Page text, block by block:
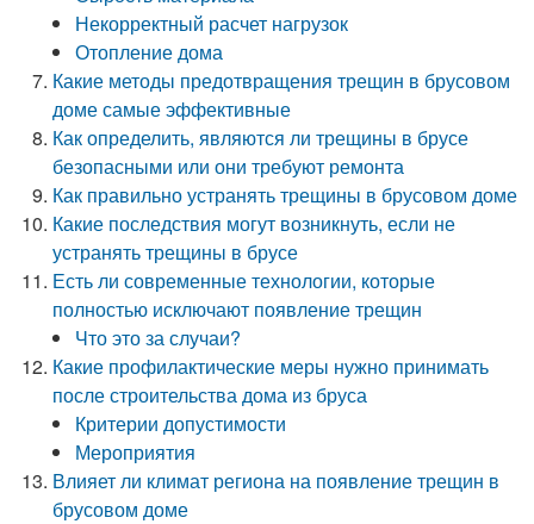
Некорректный расчет нагрузок
Отопление дома
Какие методы предотвращения трещин в брусовом
доме самые эффективные
Как определить, являются ли трещины в брусе
безопасными или они требуют ремонта
Как правильно устранять трещины в брусовом доме
Какие последствия могут возникнуть, если не
устранять трещины в брусе
Есть ли современные технологии, которые
полностью исключают появление трещин
Что это за случаи?
Какие профилактические меры нужно принимать
после строительства дома из бруса
Критерии допустимости
Мероприятия
Влияет ли климат региона на появление трещин в
брусовом доме